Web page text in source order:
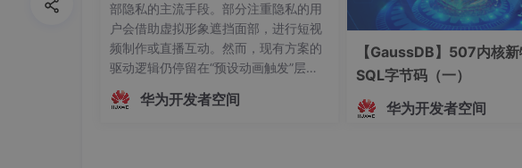
部隐私的主流手段。部分注重隐私的用
户会借助虚拟形象遮挡面部，进行短视
频制作或直播互动。然而，现有方案的
驱动逻辑仍停留在“预设动画触发”层
面，主播的真实动作、姿态变化及情绪
起伏无法被实时解析与映射。这种遮挡
华为开发者空间
【GaussDB】507内核
SQL字节码（一）
华为开发者空间